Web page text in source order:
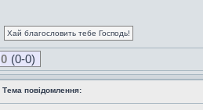
Хай благословить тебе Господь!
0 (0-0)
Тема повідомлення: